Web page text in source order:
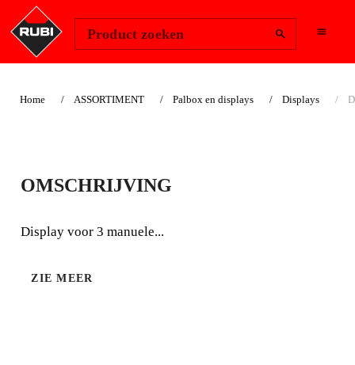
Product zoeken
Home ASSORTIMENT Palbox en displays Displays
DISPLAY VOOR
TEGELSNIJDERS
Display voor 3 manuele tegelsnijders.
OMSCHRIJVING
Display voor 3 manuele...
ZIE MEER